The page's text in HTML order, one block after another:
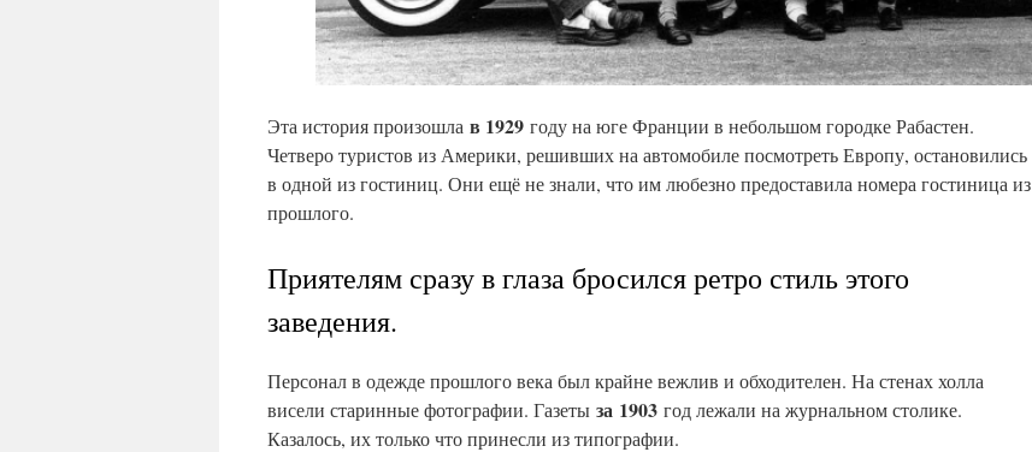
Эта история произошла в 1929 году на юге Франции в небольшом городке Рабастен.
Четверо туристов из Америки, решивших на автомобиле посмотреть Европу, остановились
в одной из гостиниц. Они ещё не знали, что им любезно предоставила номера гостиница из
прошлого.
Приятелям сразу в глаза бросился ретро стиль этого
заведения.
Персонал в одежде прошлого века был крайне вежлив и обходителен. На стенах холла
висели старинные фотографии. Газеты за 1903 год лежали на журнальном столике.
Казалось, их только что принесли из типографии.